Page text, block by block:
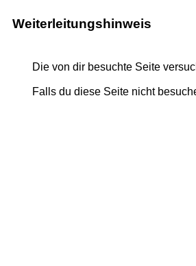
Weiterleitungshinweis
Die von dir besuchte Seite
Falls du diese Seite nicht